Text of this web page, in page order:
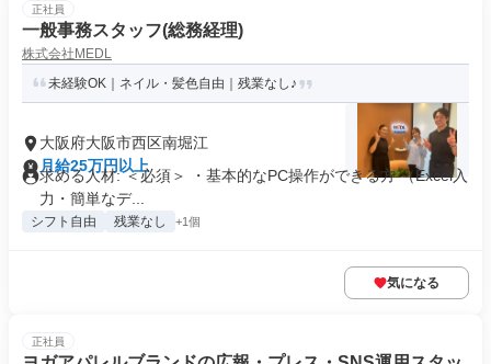
正社員
一般事務スタッフ(総務経理)
株式会社MEDL
未経験OK｜ネイル・髪色自由｜残業なし♪
大阪府大阪市西区南堀江
月給25万円以上
求める人材: ＜必須＞ ・基本的なPC操作ができる方 （Excel入
力・簡単なデ...
シフト自由 残業なし +1個
気になる
正社員